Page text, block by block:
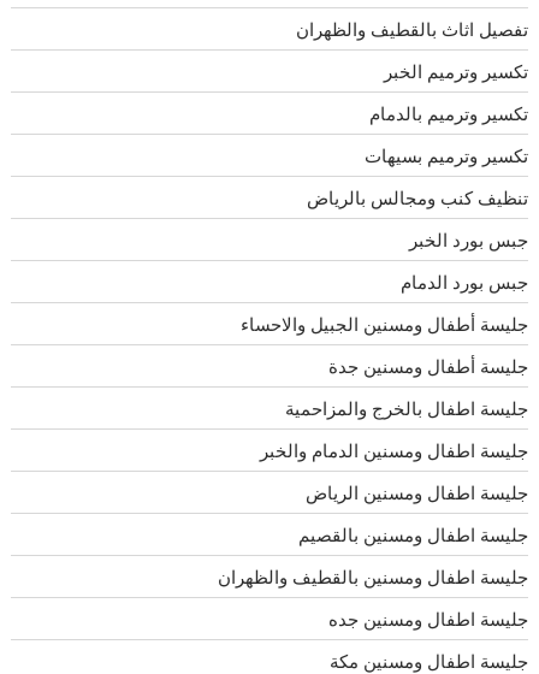
تفصيل اثاث بالقطيف والظهران
تكسير وترميم الخبر
تكسير وترميم بالدمام
تكسير وترميم بسيهات
تنظيف كنب ومجالس بالرياض
جبس بورد الخبر
جبس بورد الدمام
جليسة أطفال ومسنين الجبيل والاحساء
جليسة أطفال ومسنين جدة
جليسة اطفال بالخرج والمزاحمية
جليسة اطفال ومسنين الدمام والخبر
جليسة اطفال ومسنين الرياض
جليسة اطفال ومسنين بالقصيم
جليسة اطفال ومسنين بالقطيف والظهران
جليسة اطفال ومسنين جده
جليسة اطفال ومسنين مكة